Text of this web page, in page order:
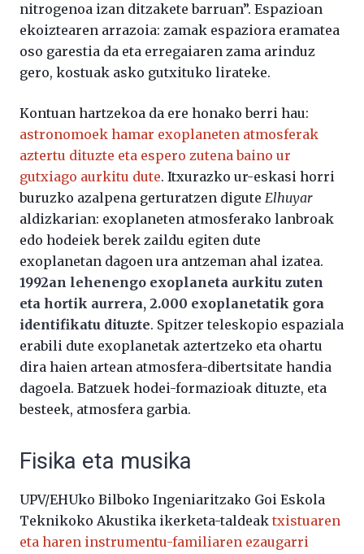
nitrogenoa izan ditzakete barruan”. Espazioan
ekoiztearen arrazoia: zamak espaziora eramatea
oso garestia da eta erregaiaren zama arinduz
gero, kostuak asko gutxituko lirateke.
Kontuan hartzekoa da ere honako berri hau:
astronomoek hamar exoplaneten atmosferak
aztertu dituzte eta espero zutena baino ur
gutxiago aurkitu dute. Itxurazko ur-eskasi horri
buruzko azalpena gerturatzen digute Elhuyar
aldizkarian: exoplaneten atmosferako lanbroak
edo hodeiek berek zaildu egiten dute
exoplanetan dagoen ura antzeman ahal izatea.
1992an lehenengo exoplaneta aurkitu zuten
eta hortik aurrera, 2.000 exoplanetatik gora
identifikatu dituzte. Spitzer teleskopio espaziala
erabili dute exoplanetak aztertzeko eta ohartu
dira haien artean atmosfera-dibertsitate handia
dagoela. Batzuek hodei-formazioak dituzte, eta
besteek, atmosfera garbia.
Fisika eta musika
UPV/EHUko Bilboko Ingeniaritzako Goi Eskola
Teknikoko Akustika ikerketa-taldeak txistuaren
eta haren instrumentu-familiaren ezaugarri